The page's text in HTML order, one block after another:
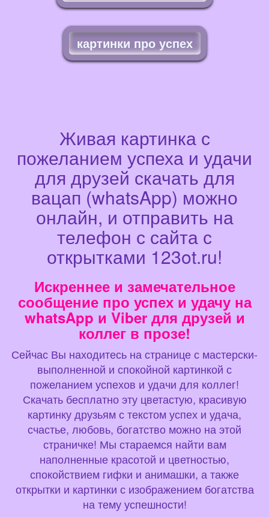
картинки про успех
Живая картинка с
пожеланием успеха и удачи
для друзей скачать для
вацап (whatsApp) можно
онлайн, и отправить на
телефон с сайта с
открытками 123ot.ru!
Искреннее и замечательное
сообщение про успех и удачу на
whatsApp и Viber для друзей и
коллег в прозе!
Сейчас Вы находитесь на странице с мастерски-
выполненной и спокойной картинкой с
пожеланием успехов и удачи для коллег!
Скачать бесплатно эту цветастую, красивую
картинку друзьям с текстом успех и удача,
счастье, любовь, богатство можно на этой
страничке! Мы стараемся найти вам
наполненные красотой и цветностью,
спокойствием гифки и анимашки, а также
открытки и картинки с изображением богатства
на тему успешности!